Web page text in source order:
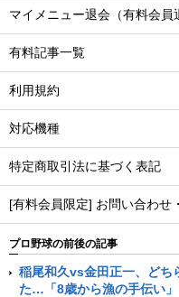
マイメニュー退会（有料会員
有料記事一覧
利用規約
対応機種
特定商取引法に基づく表記
[有料会員限定] お問い合わせ
プロ野球の前後の記事
稲尾和久vs金田正一、どち
た…「8歳から漁の手伝い